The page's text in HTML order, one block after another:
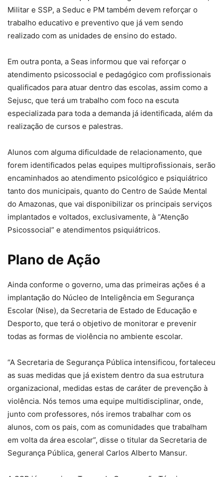
Militar e SSP, a Seduc e PM também devem reforçar o
trabalho educativo e preventivo que já vem sendo
realizado com as unidades de ensino do estado.
Em outra ponta, a Seas informou que vai reforçar o
atendimento psicossocial e pedagógico com profissionais
qualificados para atuar dentro das escolas, assim como a
Sejusc, que terá um trabalho com foco na escuta
especializada para toda a demanda já identificada, além da
realização de cursos e palestras.
Alunos com alguma dificuldade de relacionamento, que
forem identificados pelas equipes multiprofissionais, serão
encaminhados ao atendimento psicológico e psiquiátrico
tanto dos municipais, quanto do Centro de Saúde Mental
do Amazonas, que vai disponibilizar os principais serviços
implantados e voltados, exclusivamente, à “Atenção
Psicossocial” e atendimentos psiquiátricos.
Plano de Ação
Ainda conforme o governo, uma das primeiras ações é a
implantação do Núcleo de Inteligência em Segurança
Escolar (Nise), da Secretaria de Estado de Educação e
Desporto, que terá o objetivo de monitorar e prevenir
todas as formas de violência no ambiente escolar.
“A Secretaria de Segurança Pública intensificou, fortaleceu
as suas medidas que já existem dentro da sua estrutura
organizacional, medidas estas de caráter de prevenção à
violência. Nós temos uma equipe multidisciplinar, onde,
junto com professores, nós iremos trabalhar com os
alunos, com os pais, com as comunidades que trabalham
em volta da área escolar”, disse o titular da Secretaria de
Segurança Pública, general Carlos Alberto Mansur.